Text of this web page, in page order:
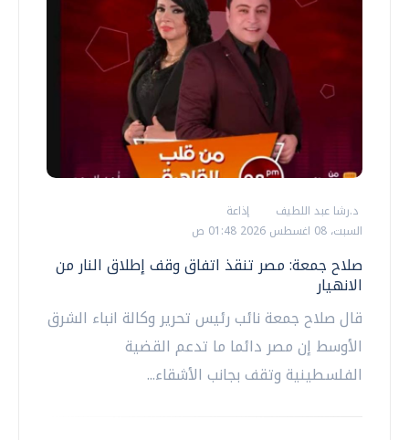
د.رشا عبد اللطيف
إذاعة
السبت، 08 اغسطس 2026 01:48 ص
صلاح جمعة: مصر تنقذ اتفاق وقف إطلاق النار من
الانهيار
قال صلاح جمعة نائب رئيس تحرير وكالة انباء الشرق
الأوسط إن مصر دائما ما تدعم القضية
الفلسطينية وتقف بجانب الأشقاء...